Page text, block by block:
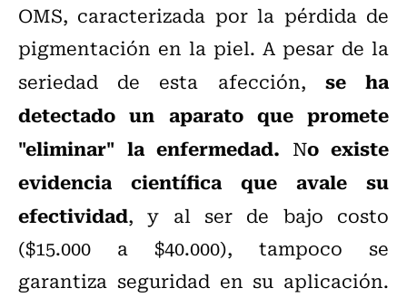
OMS, caracterizada por la pérdida de
pigmentación en la piel. A pesar de la
seriedad de esta afección, se ha
detectado un aparato que promete
"eliminar" la enfermedad. No existe
evidencia científica que avale su
efectividad, y al ser de bajo costo
($15.000 a $40.000), tampoco se
garantiza seguridad en su aplicación.